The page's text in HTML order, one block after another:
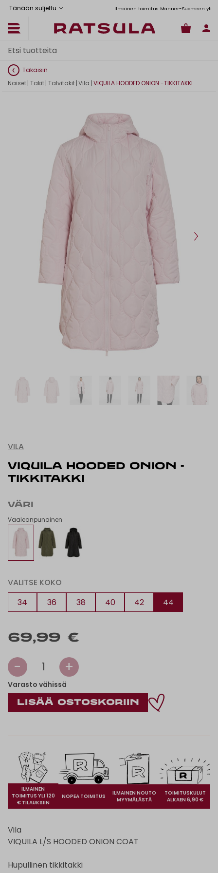
Tänään suljettuToimituskulut alk. 6,90€ Ilmainen toimitus Manner-Suomeen yli
Takaisin
Naiset| Takit| Talvitakit |Vila |VIQUILA HOODED ONION -TIKKITAKKI
VILA
VIQUILA HOODED ONION -
TIKKITAKKI
VÄRI
Vaaleanpunainen
VALITSE KOKO
34
36 38 40 42 44
69,99 €
- 1 +
Varasto vähissä
ILMAINEN
TOIMITUS YLI 120
€ TILAUKSIIN
NOPEA TOIMITUS
ILMAINEN NOUTO
MYYMÄLÄSTÄ
TOIMITUSKULUT
ALKAEN 6,90 €
Vila
VIQUILA L/S HOODED ONION COAT
Hupullinen tikkitakki